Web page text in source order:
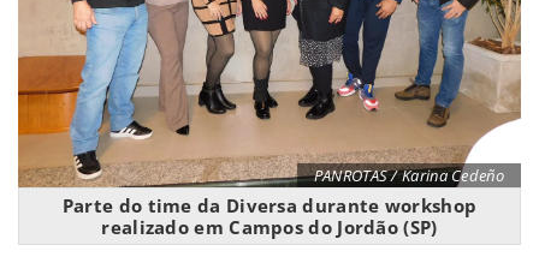
PANROTAS / Karina Cedeño
Parte do time da Diversa durante workshop
realizado em Campos do Jordão (SP)